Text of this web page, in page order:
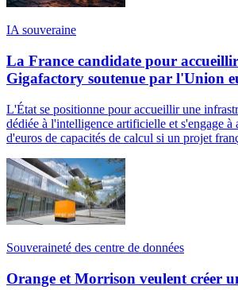
IA souveraine
La France candidate pour
Gigafactory soutenue par l'Union
L'État se positionne pour accueillir une
dédiée à l'intelligence artificielle et s'engage à
d'euros de capacités de calcul si un projet
Souveraineté des centre de données
Orange et Morrison veulent créer